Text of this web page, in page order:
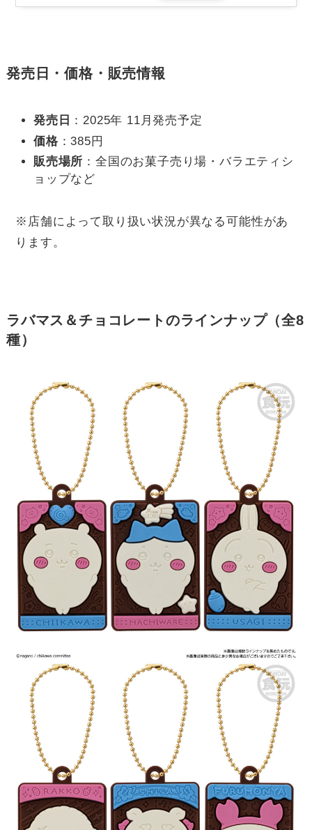
発売日・価格・販売情報
発売日 ：2025年 11月発売予定
価格 ：385円
販売場所 ：全国のお菓子売り場・バラエティシ
ョップなど
※店舗によって取り扱い状況が異なる可能性があ
ります。
ラバマス＆チョコレートのラインナップ（全8
種）